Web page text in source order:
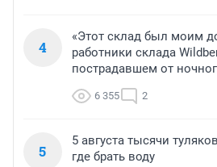
4
«Этот склад был моим
работники склада
пострадавшем от
6 355 2
5
5 августа тысячи
где брать воду